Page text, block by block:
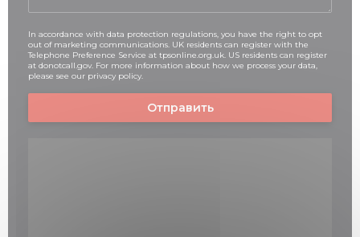
In accordance with data protection regulations, you have the right to opt
out of marketing communications. UK residents can register with the
Telephone Preference Service at tpsonline.org.uk. US residents can register
at donotcall.gov. For more information about how we process your data,
please see our privacy policy.